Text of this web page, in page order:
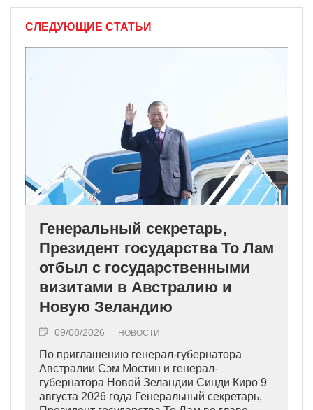
СЛЕДУЮЩИЕ СТАТЬИ
Генеральный секретарь,
Президент государства То Лам
отбыл с государственными
визитами в Австралию и
Новую Зеландию
09/08/2026 НОВОСТИ
По приглашению генерал-губернатора
Австралии Сэм Мостин и генерал-
губернатора Новой Зеландии Синди Киро 9
августа 2026 года Генеральный секретарь,